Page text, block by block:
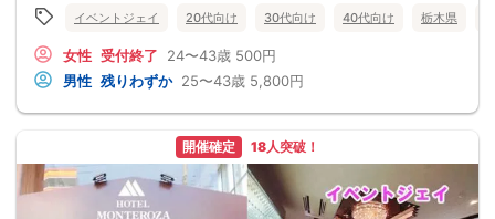
イベントジェイ 20代向け 30代向け 40代向け 栃木県
女性 受付終了 24〜43歳 500円
男性 残りわずか 25〜43歳 5,800円
開催確定 18人突破！